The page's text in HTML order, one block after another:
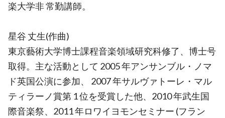
楽大学非 常勤講師。
星谷 丈生(作曲)
東京藝術大学博士課程音楽領域研究科修了、博士号
取得。主な活動として 2005 年アンサンブル・ノマ
ド英国公演に参加、 2007 年サルヴァトーレ・マル
ティラーノ賞第 1 位を受賞した他、2010 年武生国
際音楽祭、2011 年ロワイヨモンセミナー (フラン